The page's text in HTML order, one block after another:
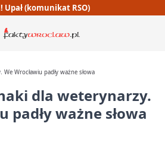
Upał (komunikat RSO)
Wrocławiu padły ważne słowa
dla weterynarzy.
padły ważne słowa